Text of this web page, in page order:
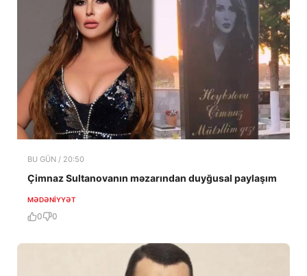
BU GÜN / 20:50
Çimnaz Sultanovanın məzarından duyğusal paylaşım
MƏDƏNIYYƏT
0 0